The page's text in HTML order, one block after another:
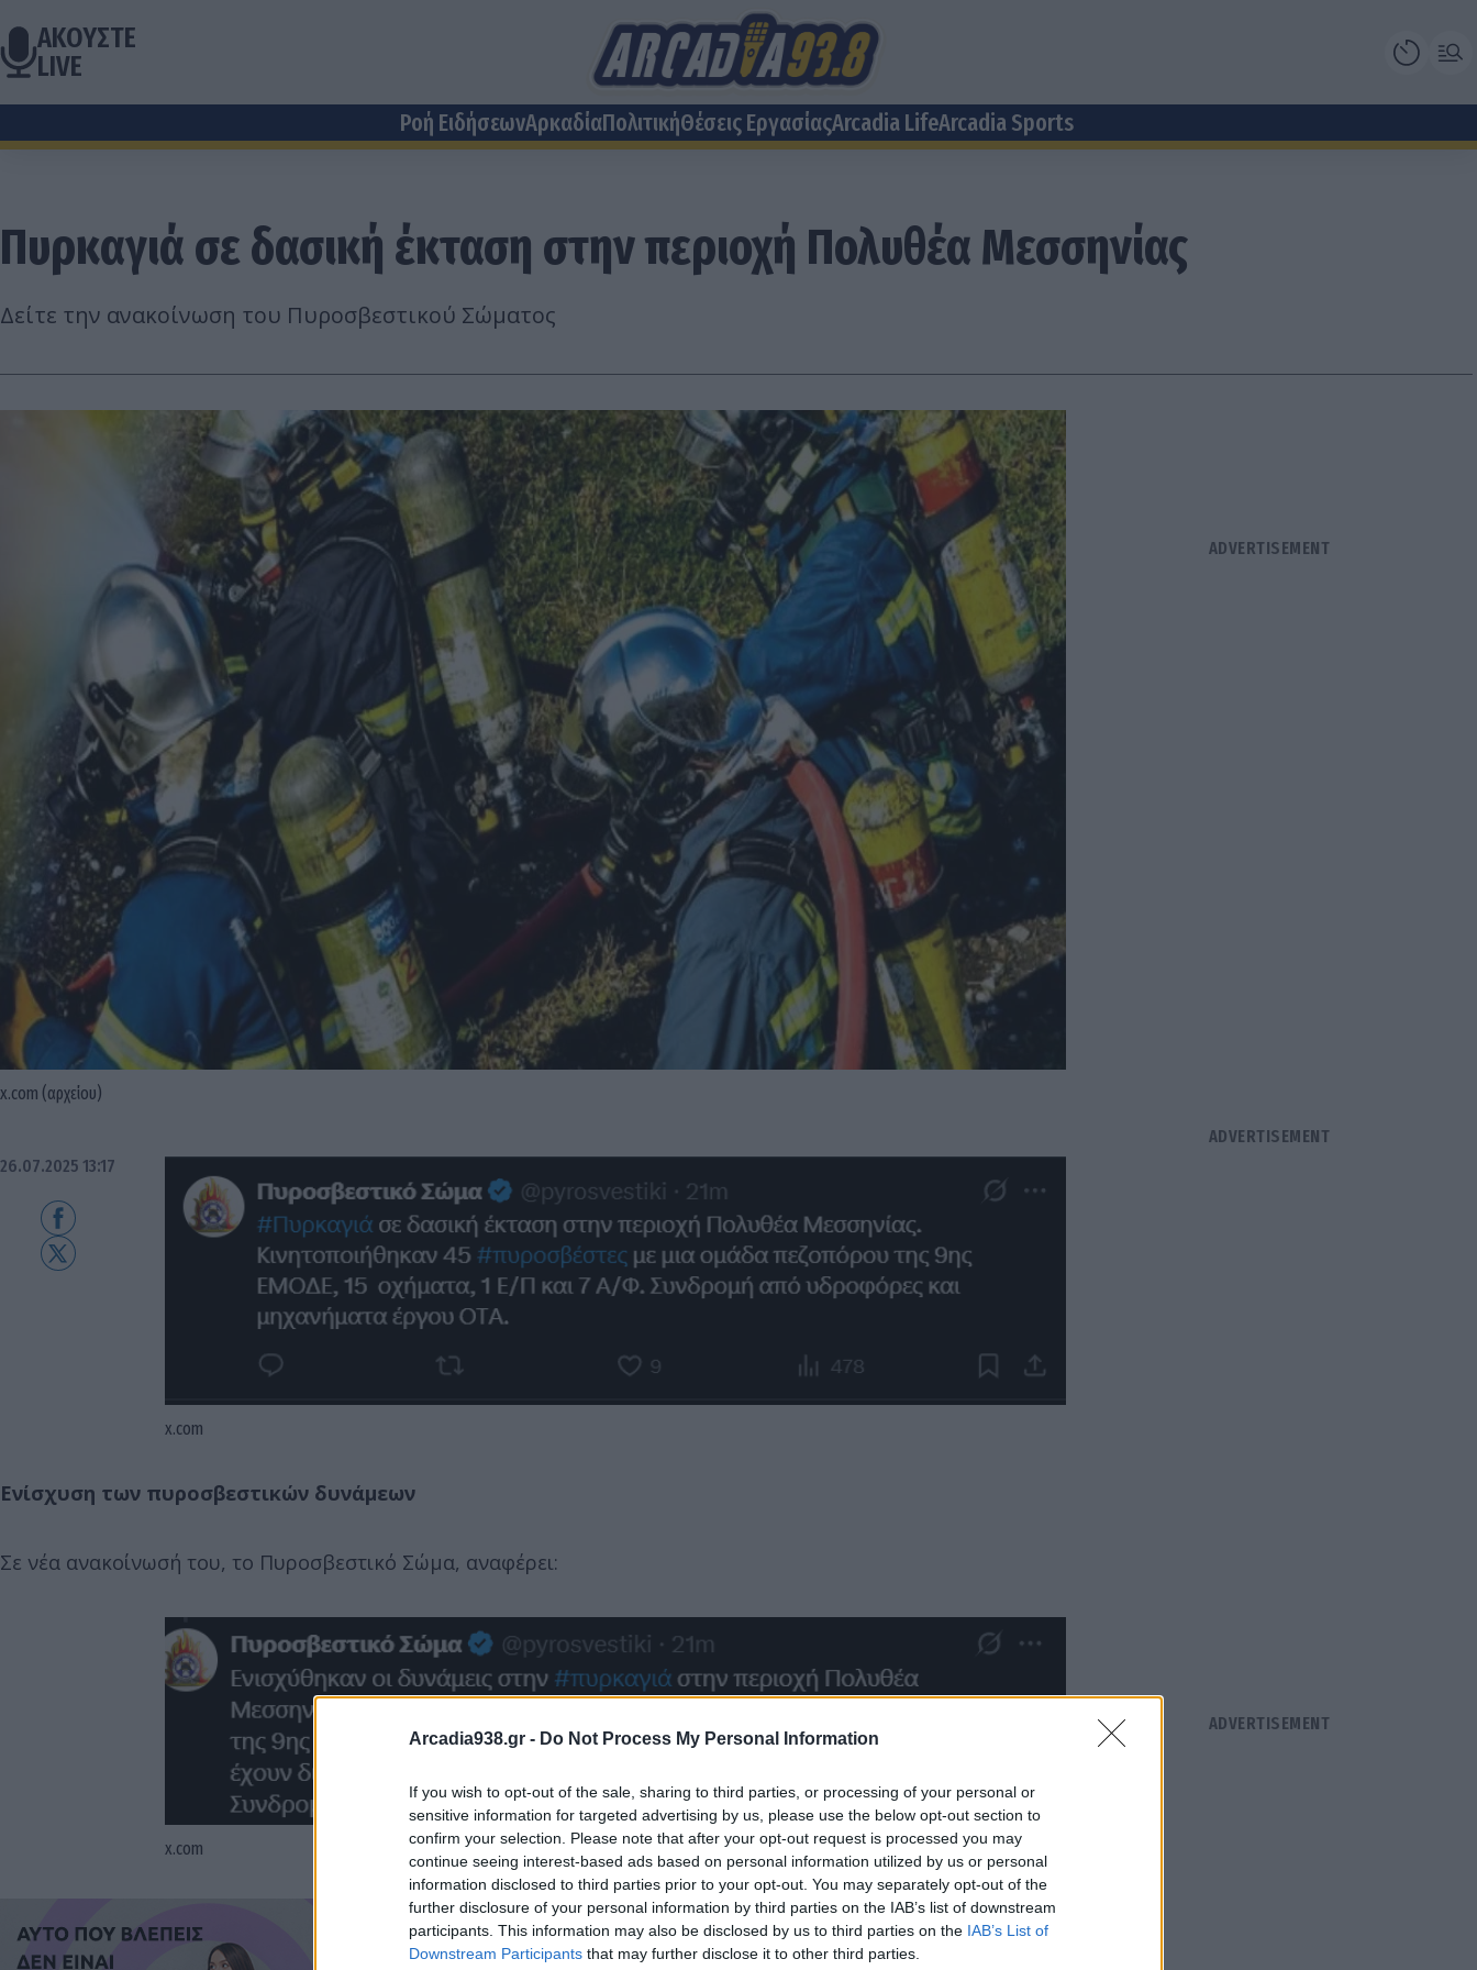
Arcadia938.gr - Do Not Process My Personal Information
If you wish to opt-out of the sale, sharing to third parties, or processing of your personal or
sensitive information for targeted advertising by us, please use the below opt-out section to
confirm your selection. Please note that after your opt-out request is processed you may
continue seeing interest-based ads based on personal information utilized by us or personal
information disclosed to third parties prior to your opt-out. You may separately opt-out of the
further disclosure of your personal information by third parties on the IAB’s list of downstream
participants. This information may also be disclosed by us to third parties on the IAB’s List of
Downstream Participants that may further disclose it to other third parties.
ΑΚΟΥΣΤΕ
LIVE
Ροή ΕιδήσεωνΑρκαδίαΠολιτικήΘέσεις EργασίαςArcadia LifeArcadia Sports
Πυρκαγιά σε δασική έκταση στην περιοχή Πολυθέα Μεσσηνίας
Δείτε την ανακοίνωση του Πυροσβεστικού Σώματος
x.com (αρχείου)
26.07.2025 13:17
x.com
Ενίσχυση των πυροσβεστικών δυνάμεων
Σε νέα ανακοίνωσή του, το Πυροσβεστικό Σώμα, αναφέρει:
x.com